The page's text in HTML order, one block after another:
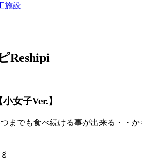
施設
Reshipi
女子Ver.】
までも食べ続ける事が出来る・・